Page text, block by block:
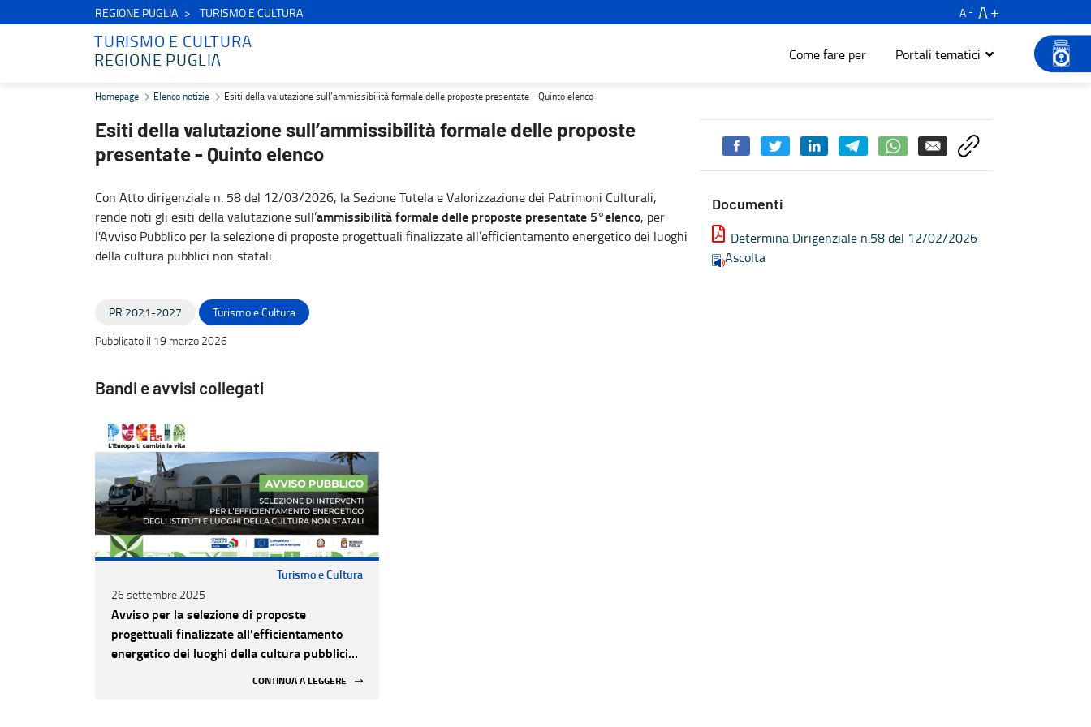
REGIONE PUGLIA TURISMO E CULTURA A
A
TURISMO E CULTURA
REGIONE PUGLIA
Come fare per Portali tematici
Esiti della valutazione sull’ammissibilità formale delle proposte presentate - Quinto elenco - Turismo e cultura
Homepage Elenco notizie Esiti della valutazione sull’ammissibilità formale delle proposte presentate - Quinto elenco
Esiti della valutazione sull’ammissibilità formale delle proposte
presentate - Quinto elenco
Con Atto dirigenziale n. 58 del 12/03/2026, la Sezione Tutela e Valorizzazione dei Patrimoni Culturali,
rende noti gli esiti della valutazione sull’ammissibilità formale delle proposte presentate 5°elenco, per
l'Avviso Pubblico per la selezione di proposte progettuali finalizzate all’efficientamento energetico dei luoghi
della cultura pubblici non statali.
Documenti
Determina Dirigenziale n.58 del 12/02/2026
Ascolta
PR 2021-2027
Turismo e Cultura
Pubblicato il 19 marzo 2026
Bandi e avvisi collegati
Turismo e Cultura
26 settembre 2025
Avviso per la selezione di proposte
progettuali finalizzate all’efficientamento
energetico dei luoghi della cultura pubblici
CONTINUA A LEGGERE